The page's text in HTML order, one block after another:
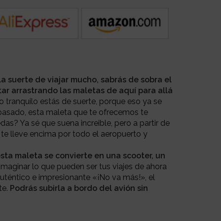
suerte de viajar mucho, sabrás de sobra el
arrastrando las maletas de aquí para allá
tranquilo estás de suerte, porque eso ya se
esta maleta que te ofrecemos te
Ya sé que suena increible, pero a partir de
lleve encima por todo el aeropuerto y
maleta se convierte en una scooter, un
lo que pueden ser tus viajes de ahora
e impresionante «¡No va más!», el
Podrás subirla a bordo del avión sin